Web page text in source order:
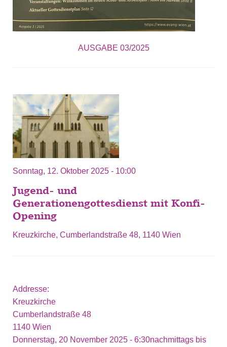
AUSGABE 03/2025
Sonntag, 12. Oktober 2025 - 10:00
Jugend- und
Generationengottesdienst mit Konfi-
Opening
Kreuzkirche, Cumberlandstraße 48, 1140 Wien
Addresse:
Kreuzkirche
Cumberlandstraße 48
1140 Wien
Donnerstag, 20 November 2025 - 6:30nachmittags bis